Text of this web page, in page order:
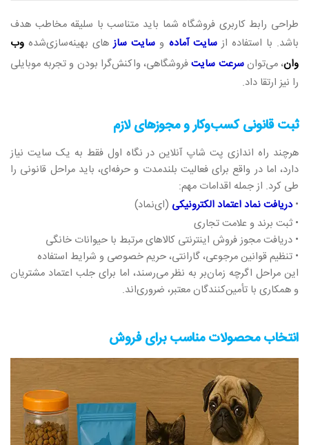
طراحی رابط کاربری فروشگاه شما باید متناسب با سلیقه مخاطب هدف
باشد. با استفاده ازسایت آماده و سایت سازهای بهینه‌سازی‌شده وب
وان، می‌توانسرعت سایتفروشگاهی، واکنش‌گرا بودن و تجربه موبایلی
را نیز ارتقا داد.
ثبت قانونی کسب‌وکار و مجوزهای لازم
هرچند راه‌ اندازی پت شاپ آنلاین در نگاه اول فقط به یک سایت نیاز
دارد، اما در واقع برای فعالیت بلندمدت و حرفه‌ای، باید مراحل قانونی را
طی کرد. از جمله اقدامات مهم:
•دریافت نماد اعتماد الکترونیکی (ای‌نماد)
• ثبت برند و علامت تجاری
• دریافت مجوز فروش اینترنتی کالاهای مرتبط با حیوانات خانگی
• تنظیم قوانین مرجوعی، گارانتی، حریم خصوصی و شرایط استفاده
این مراحل اگرچه زمان‌بر به نظر می‌رسند، اما برای جلب اعتماد مشتریان
و همکاری با تأمین‌کنندگان معتبر، ضروری‌اند.
انتخاب محصولات مناسب برای فروش